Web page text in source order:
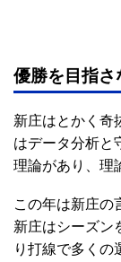
優勝を目指さ
新庄はとかく奇
はデータ分析と
理論があり、理
この年は新庄の
新庄はシーズン
り打線で多くの